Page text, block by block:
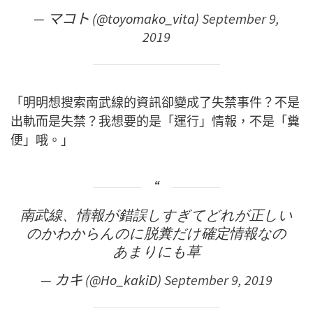
— マコト (@toyomako_vita)September 9,
2019
「明明想搜索南武線的資訊卻變成了失禁事件？不是
出軌而是失禁？我想要的是「運行」情報，不是「糞
便」哦。」
南武線、情報が錯誤しすぎてどれが正しい
のかわからんのに脱糞だけ確定情報なの
あまりにも草
— カキ (@Ho_kakiD)September 9, 2019